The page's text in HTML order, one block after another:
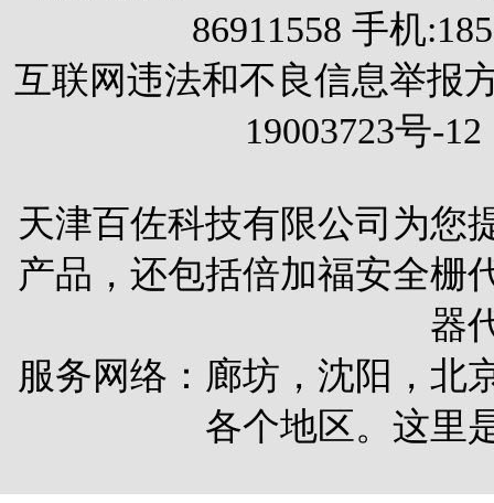
86911558 手机
互联网违法和不良信息举报
19003723号-12
天津百佐科技有限公司为您
产品，还包括倍加福安全栅
器
服务网络：廊坊，沈阳，北
各个地区。这里